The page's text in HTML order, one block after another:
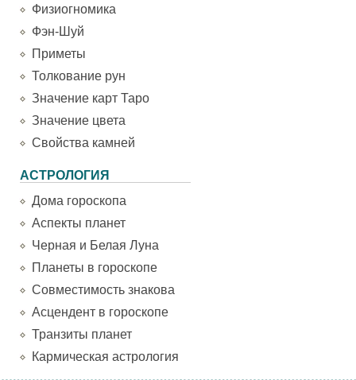
Физиогномика
Фэн-Шуй
Приметы
Толкование рун
Значение карт Таро
Значение цвета
Свойства камней
АСТРОЛОГИЯ
Дома гороскопа
Аспекты планет
Черная и Белая Луна
Планеты в гороскопе
Совместимость знакова
Асцендент в гороскопе
Транзиты планет
Кармическая астрология